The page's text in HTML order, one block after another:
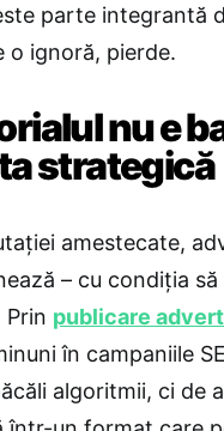
parte integrantă
o ignoră, pierde.
nu e
strategică
amestecate,
– cu condiția
Prin publicare
în campaniile
algoritmii, ci de